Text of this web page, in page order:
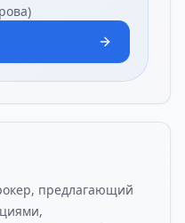
предлагающий